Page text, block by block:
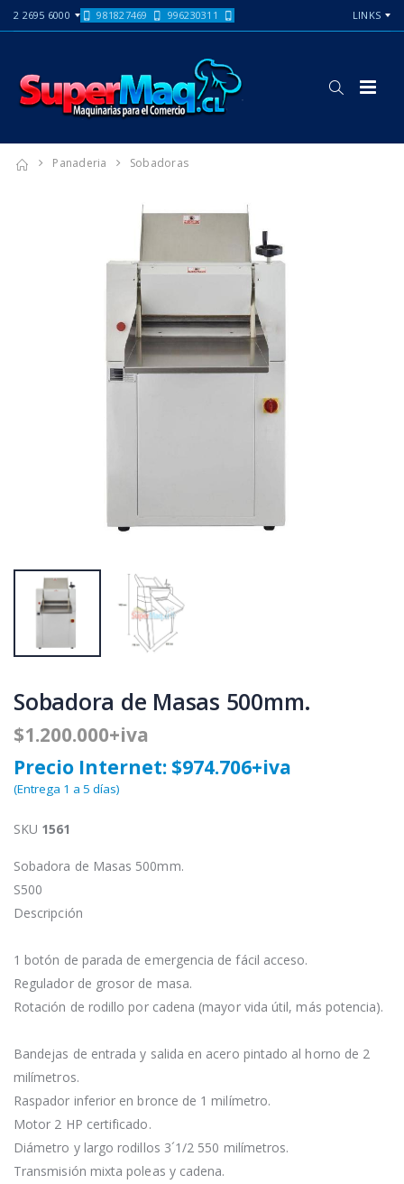
2 2695 6000 981827469 996230311 LINKS
Panaderia Sobadoras
Sobadora de Masas 500mm.
$1.200.000+iva
Precio Internet: $974.706+iva
(Entrega 1 a 5 días)
SKU 1561
Sobadora de Masas 500mm.
S500
Descripción
1 botón de parada de emergencia de fácil acceso.
Regulador de grosor de masa.
Rotación de rodillo por cadena (mayor vida útil, más potencia).
Bandejas de entrada y salida en acero pintado al horno de 2
milímetros.
Raspador inferior en bronce de 1 milímetro.
Motor 2 HP certificado.
Diámetro y largo rodillos 3´1/2 550 milímetros.
Transmisión mixta poleas y cadena.